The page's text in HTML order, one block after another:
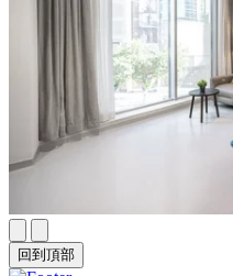
回到頂部